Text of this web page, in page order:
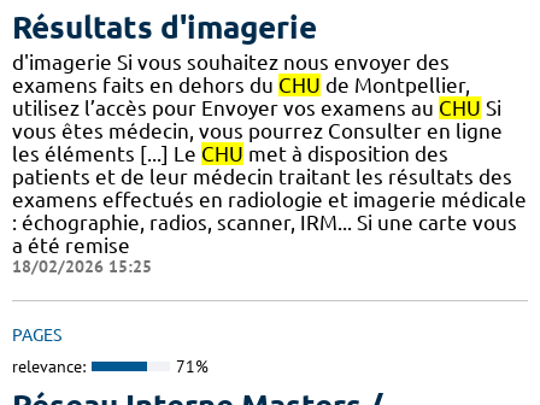
Résultats d'imagerie
d'imagerie Si vous souhaitez nous envoyer des
examens faits en dehors du CHU de Montpellier,
utilisez l’accès pour Envoyer vos examens au CHU Si
vous êtes médecin, vous pourrez Consulter en ligne
les éléments [...] Le CHU met à disposition des
patients et de leur médecin traitant les résultats des
examens effectués en radiologie et imagerie médicale
: échographie, radios, scanner, IRM... Si une carte vous
a été remise
18/02/2026 15:25
PAGES
relevance: 71%